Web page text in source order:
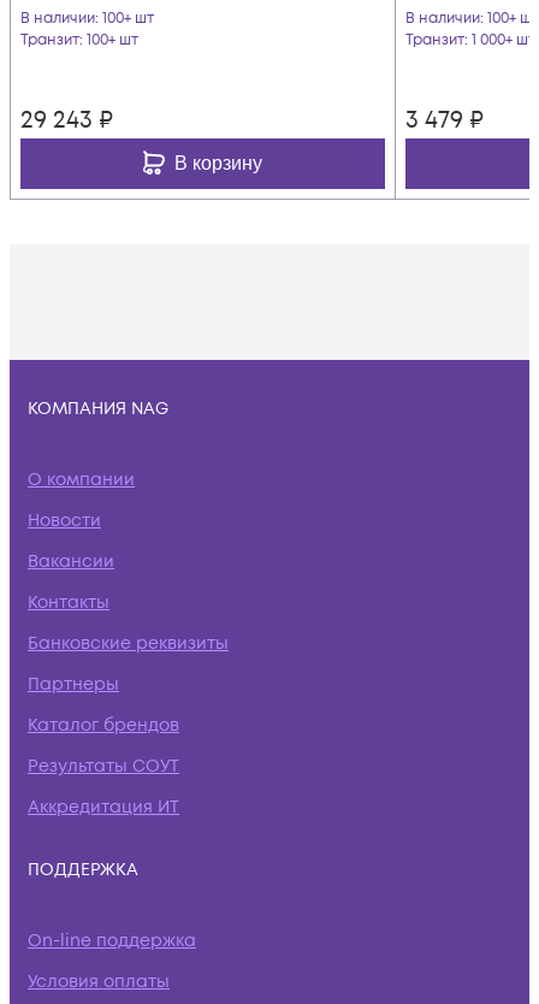
В наличии: 100+ шт
Транзит: 100+ шт
29 243 ₽
В корзину
В наличии: 100+ шт
Транзит: 1 000+ шт
3 479 ₽
КОМПАНИЯ NAG
О компании
Новости
Вакансии
Контакты
Банковские реквизиты
Партнеры
Каталог брендов
Результаты СОУТ
Аккредитация ИТ
ПОДДЕРЖКА
On-line поддержка
Условия оплаты